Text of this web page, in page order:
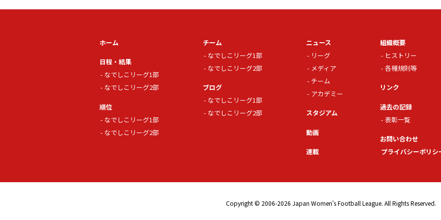
ホーム
日程・結果
なでしこリーグ1部
なでしこリーグ2部
順位
なでしこリーグ1部
なでしこリーグ2部
チーム
なでしこリーグ1部
なでしこリーグ2部
ブログ
なでしこリーグ1部
なでしこリーグ2部
ニュース
リーグ
メディア
チーム
アカデミー
スタジアム
動画
連載
組織概要
ヒストリー
各種規則等
リンク
過去の記録
表彰一覧
お問い合わせ
プライバシーポリシ
Copyright © 2006-2026 Japan Women's Football League. All Rights Reserved.